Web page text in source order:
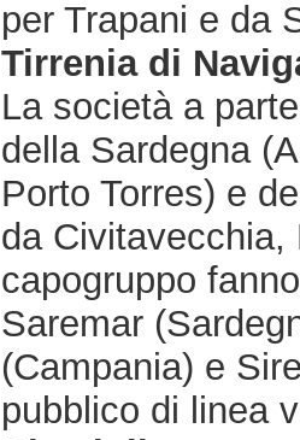
per Trapani e da
Tirrenia di
La società a
della Sardegna
Porto Torres) e
da Civitavecchia,
capogruppo
Saremar
(Campania) e
pubblico di linea